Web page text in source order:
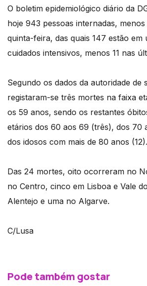
O boletim epidemiológico diário da
hoje 943 pessoas internadas,
quinta-feira, das quais 147 estão em
cuidados intensivos, menos 11 nas
Segundo os dados da autoridade de
registaram-se três mortes na faixa
os 59 anos, sendo os restantes
etários dos 60 aos 69 (três), dos 70
dos idosos com mais de 80 anos (12).
Das 24 mortes, oito ocorreram no
no Centro, cinco em Lisboa e Vale
Alentejo e uma no Algarve.
C/Lusa
Pode também gostar